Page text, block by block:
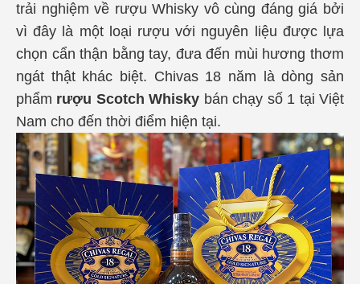
trải nghiệm về rượu Whisky vô cùng đáng giá bởi
vì đây là một loại rượu với nguyên liệu được lựa
chọn cẩn thận bằng tay, đưa đến mùi hương thơm
ngát thật khác biệt. Chivas 18 năm là dòng sản
phẩm rượu Scotch Whisky bán chạy số 1 tại Việt
Nam cho đến thời điểm hiện tại.